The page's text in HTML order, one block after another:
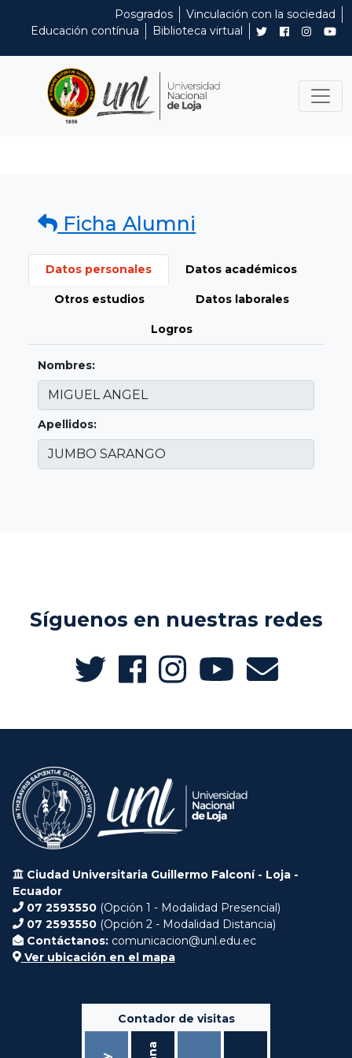
Posgrados
Vinculación con la sociedad
Educación contínua
Biblioteca virtual
Ficha Alumni
Datos personales Datos académicos
Otros estudios Datos laborales
Logros
Nombres:
Apellidos:
Síguenos en nuestras redes
Ciudad Universitaria Guillermo Falconí - Loja -
Ecuador
07 2593550 (Opción 1 - Modalidad Presencial)
07 2593550 (Opción 2 - Modalidad Distancia)
Contáctanos: comunicacion@unl.edu.ec
Ver ubicación en el mapa
Contador de visitas